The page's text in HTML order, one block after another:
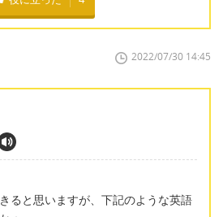
2022/07/30 14:45
ると思いますが、下記のような英語